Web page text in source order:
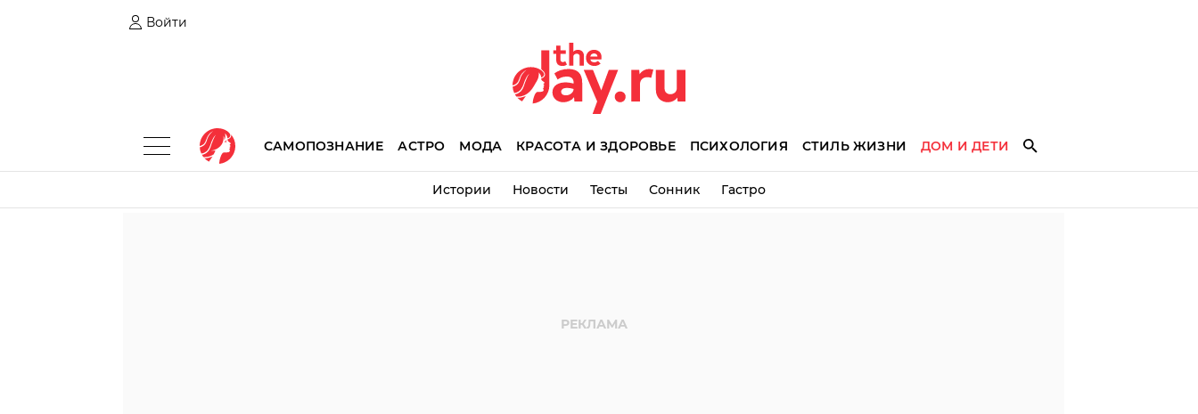
Войти
САМОПОЗНАНИЕ АСТРО МОДА КРАСОТА И ЗДОРОВЬЕ ПСИХОЛОГИЯ СТИЛЬ ЖИЗНИ ДОМ И ДЕТИ
Истории Новости Тесты Сонник Гастро